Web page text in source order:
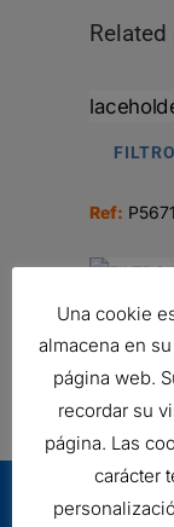
Ref:
Ref:
Una cookie
almacena en
página web.
recordar su
página. Las
carácter